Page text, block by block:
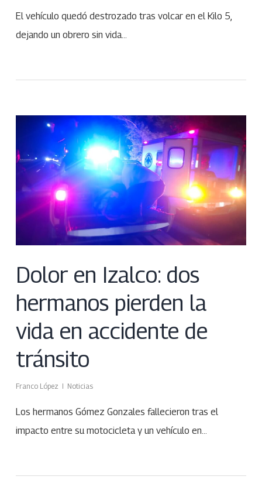
El vehículo quedó destrozado tras volcar en el Kilo 5,
dejando un obrero sin vida…
Dolor en Izalco: dos
hermanos pierden la
vida en accidente de
tránsito
Franco López Noticias
Los hermanos Gómez Gonzales fallecieron tras el
impacto entre su motocicleta y un vehículo en…